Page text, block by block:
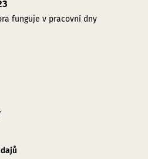
funguje v pracovní dny